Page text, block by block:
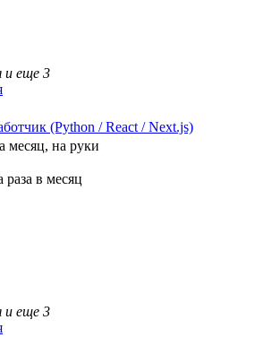
и еще 3
(Python / React / Next.js)
месяц, на руки
в месяц
и еще 3